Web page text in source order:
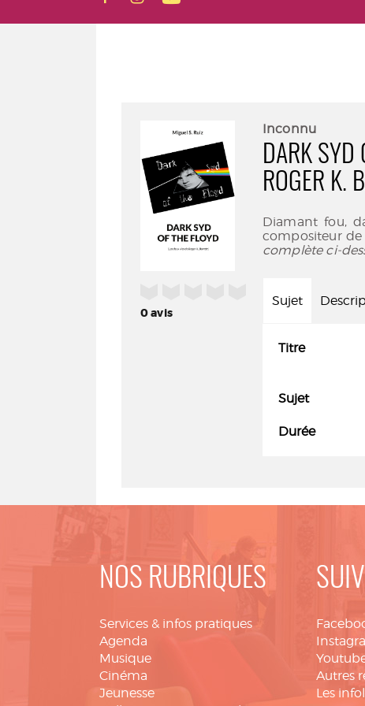
0avis
Inconnu
DARK SYD
ROGER K.
Diamant fou,
compositeur de
complète ci-
Sujet
Titre
Sujet
Durée
NOS RUBRIQUES
Services & infos pratiques
Agenda
Musique
Cinéma
Jeunesse
Autres
Les